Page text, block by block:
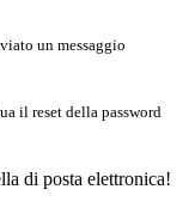
un messaggio
il reset della password
di posta elettronica!